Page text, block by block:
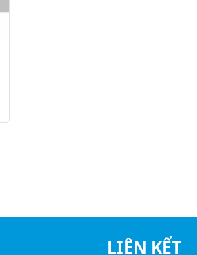
LIÊN KẾT